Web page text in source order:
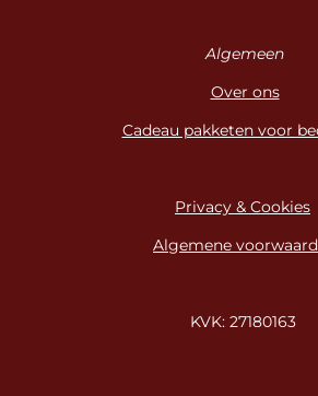
Algemeen
Over ons
Cadeau pakketen voor
Privacy & Cookies
Algemene
KVK: 27180163